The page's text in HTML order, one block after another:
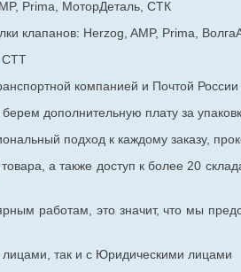
Prima, МоторДеталь, СТК
клапанов: Herzog, AMP, Prima,
СТТ
компанией и Почтой
дополнительную плату за
подход к каждому заказу,
а также доступ к более 20
работам, это значит, что мы
так и с Юридическими лицами